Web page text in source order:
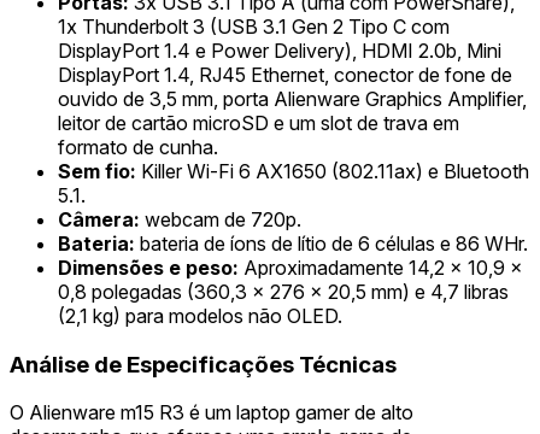
1x Thunderbolt 3 (USB 3.1 Gen 2 Tipo C com
DisplayPort 1.4 e Power Delivery), HDMI 2.0b, Mini
DisplayPort 1.4, RJ45 Ethernet, conector de fone de
ouvido de 3,5 mm, porta Alienware Graphics Amplifier,
leitor de cartão microSD e um slot de trava em
formato de cunha.
Sem fio: Killer Wi-Fi 6 AX1650 (802.11ax) e Bluetooth
5.1.
Câmera: webcam de 720p.
Bateria: bateria de íons de lítio de 6 células e 86 WHr.
Dimensões e peso: Aproximadamente 14,2 x 10,9 x
0,8 polegadas (360,3 x 276 x 20,5 mm) e 4,7 libras
(2,1 kg) para modelos não OLED.
Análise de Especificações Técnicas
O Alienware m15 R3 é um laptop gamer de alto